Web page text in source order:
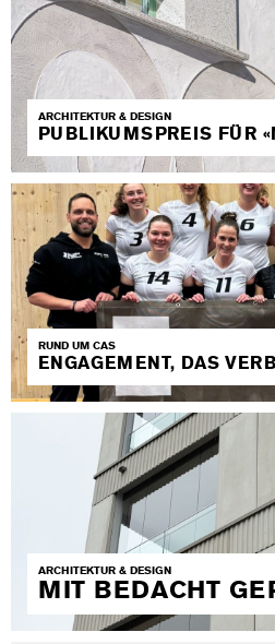
ARCHITEKTUR & DESIGN
PUBLIKUMSPREIS FÜR
RUND UM CAS
ENGAGEMENT, DAS
ARCHITEKTUR & DESIGN
MIT BEDACHT